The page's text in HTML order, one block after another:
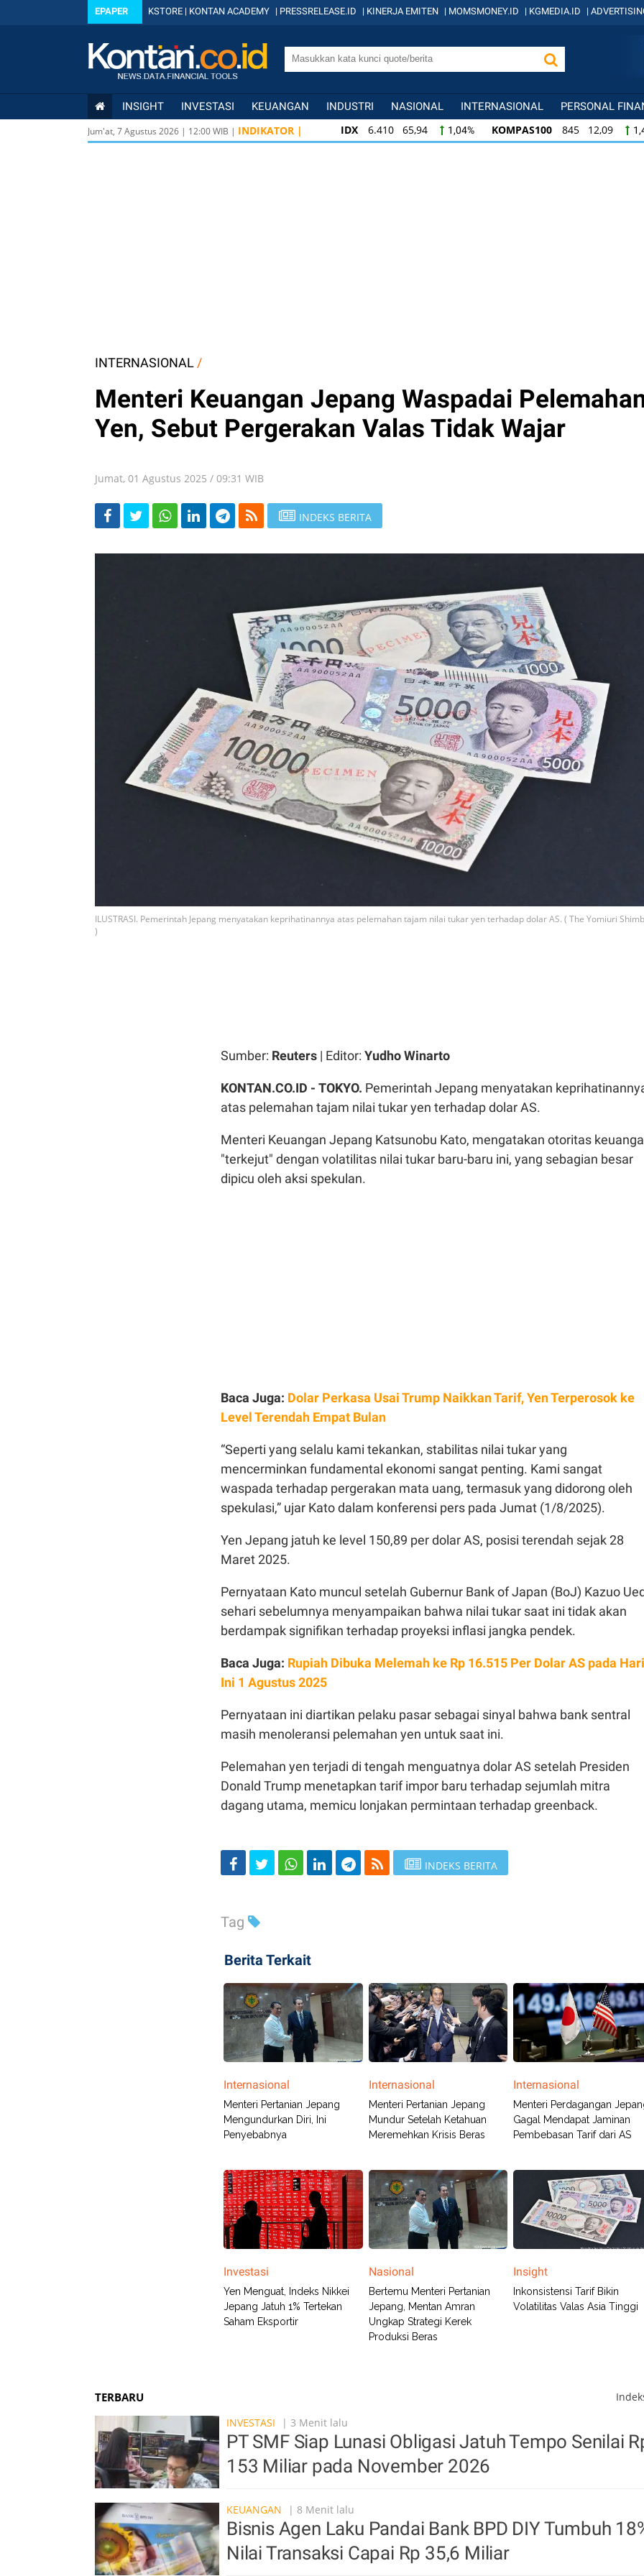
EPAPER KSTORE | KONTAN ACADEMY | PRESSRELEASE.ID | KINERJA EMITEN | MOMSMONEY.ID | KGMEDIA.ID |
INSIGHT INVESTASI KEUANGAN INDUSTRI NASIONAL INTERNASIONAL PERSONAL
Jum'at, 7 Agustus 2026 | 12:00WIB | INDIKATOR | IDX 6.410 65,94 1,04% KOMPAS100 845 12,09
KOMPAS100 845 12,09 1,45% LQ45 640 9,44
INTERNASIONAL /
Menteri Keuangan Jepang Waspadai
Yen, Sebut Pergerakan Valas Tidak Wajar
Jumat, 01 Agustus 2025 / 09:31 WIB
INDEKS BERITA
ILUSTRASI. Pemerintah Jepang menyatakan keprihatinannya atas pelemahan tajam nilai tukar yen terhadap dolar AS. ( The Yomiuri
)
Sumber: Reuters | Editor: Yudho Winarto
KONTAN.CO.ID - TOKYO. Pemerintah Jepang menyatakan
atas pelemahan tajam nilai tukar yen terhadap dolar AS.
Menteri Keuangan Jepang Katsunobu Kato, mengatakan otoritas
"terkejut" dengan volatilitas nilai tukar baru-baru ini, yang sebagian besar
dipicu oleh aksi spekulan.
Baca Juga: Dolar Perkasa Usai Trump Naikkan Tarif, Yen Terperosok ke
Level Terendah Empat Bulan
“Seperti yang selalu kami tekankan, stabilitas nilai tukar yang
mencerminkan fundamental ekonomi sangat penting. Kami sangat
waspada terhadap pergerakan mata uang, termasuk yang didorong oleh
spekulasi,” ujar Kato dalam konferensi pers pada Jumat (1/8/2025).
Yen Jepang jatuh ke level 150,89 per dolar AS, posisi terendah sejak 28
Maret 2025.
Pernyataan Kato muncul setelah Gubernur Bank of Japan (BoJ) Kazuo
sehari sebelumnya menyampaikan bahwa nilai tukar saat ini tidak akan
berdampak signifikan terhadap proyeksi inflasi jangka pendek.
Baca Juga: Rupiah Dibuka Melemah ke Rp 16.515 Per Dolar AS pada Hari
Ini 1 Agustus 2025
Pernyataan ini diartikan pelaku pasar sebagai sinyal bahwa bank sentral
masih menoleransi pelemahan yen untuk saat ini.
Pelemahan yen terjadi di tengah menguatnya dolar AS setelah Presiden
Donald Trump menetapkan tarif impor baru terhadap sejumlah mitra
dagang utama, memicu lonjakan permintaan terhadap greenback.
INDEKS BERITA
Tag
Berita Terkait
Internasional
Menteri Pertanian Jepang
Mengundurkan Diri, Ini
Penyebabnya
Internasional
Menteri Pertanian Jepang
Mundur Setelah Ketahuan
Meremehkan Krisis Beras
Internasional
Menteri Perdagangan
Gagal Mendapat Jaminan
Pembebasan Tarif dari AS
Investasi
Yen Menguat, Indeks Nikkei
Jepang Jatuh 1% Tertekan
Saham Eksportir
Nasional
Bertemu Menteri Pertanian
Jepang, Mentan Amran
Ungkap Strategi Kerek
Produksi Beras
Insight
Inkonsistensi Tarif Bikin
Volatilitas Valas Asia Tinggi
TERBARU
INVESTASI
| 3 Menit lalu
PT SMF Siap Lunasi Obligasi Jatuh Tempo Senilai
153 Miliar pada November 2026
KEUANGAN | 8 Menit lalu
Bisnis Agen Laku Pandai Bank BPD DIY Tumbuh
Nilai Transaksi Capai Rp 35,6 Miliar